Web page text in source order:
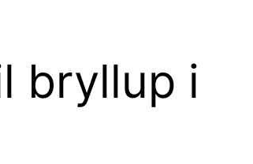
bryllup i